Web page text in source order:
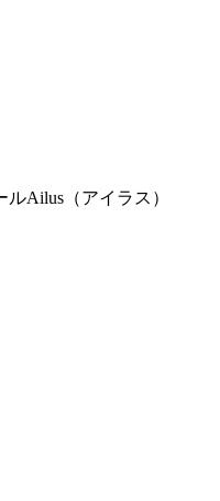
Ailus（アイラス）